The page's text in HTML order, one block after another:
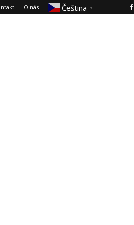
O nás Čeština‎ ▼